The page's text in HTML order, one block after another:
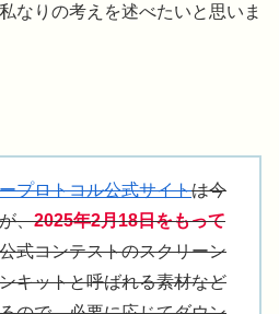
なりの考えを述べたいと思いま
プロトコル公式サイトは今
、2025年2月18日をもって
式コンテストのスクリーン
キットと呼ばれる素材など